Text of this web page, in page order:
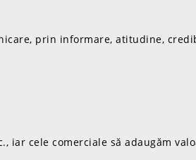
prin informare, atitudine,
iar cele comerciale să adaugăm